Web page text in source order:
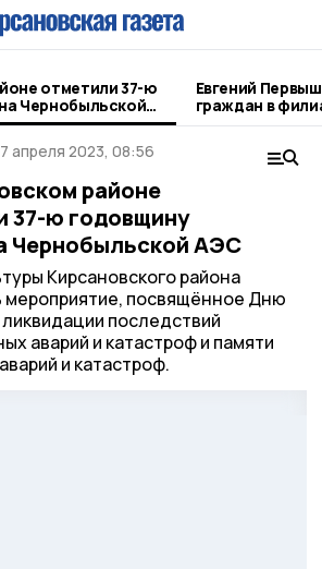
отметили 37-ю
Чернобыльской
Евгений Первышов
граждан в
Отечества»
апреля 2023, 08:56
районе
37-ю годовщину
Чернобыльской АЭС
Кирсановского района
мероприятие, посвящённое Дню
последствий
аварий и катастроф и памяти
и катастроф.